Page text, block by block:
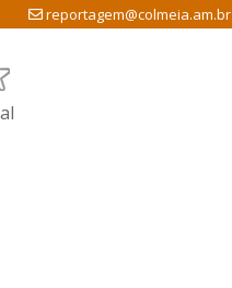
reportagem@colmeia.am.br